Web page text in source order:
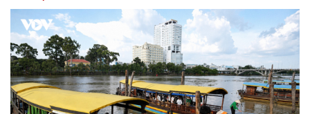
Văn học
Âm nhạc
Di sản
Thời trang
Sao Việt